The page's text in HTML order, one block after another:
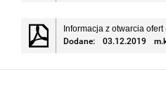
Informacja z otwarcia
Dodane:
03.12.2019